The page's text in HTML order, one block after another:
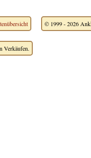
© 1999 - 2026
Verkäufen.